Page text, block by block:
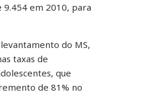
9.454 em 2010, para
do MS,
taxas de
que
de 81% no